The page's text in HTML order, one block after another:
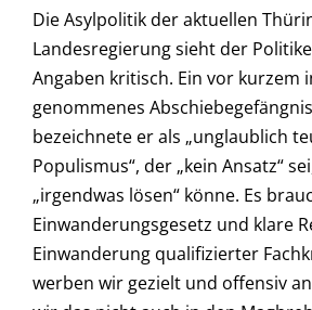
Die Asylpolitik der aktuellen
Landesregierung sieht der
Angaben kritisch. Ein vor kurzem
genommenes
bezeichnete er als „unglaublich
Populismus“, der „kein Ansatz“
„irgendwas lösen“ könne. Es
Einwanderungsgesetz und klare
Einwanderung qualifizierter
werben wir gezielt und offensiv